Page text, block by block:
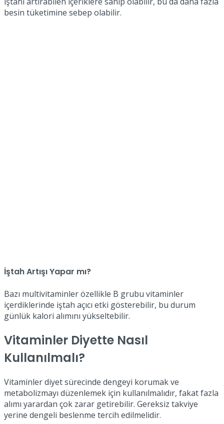
besin tüketimine sebep olabilir.
İştah Artışı Yapar mı?
Bazı multivitaminler özellikle B grubu vitaminler
içerdiklerinde iştah açıcı etki gösterebilir, bu durum
günlük kalori alımını yükseltebilir.
Vitaminler Diyette Nasıl
Kullanılmalı?
Vitaminler diyet sürecinde dengeyi korumak ve
metabolizmayı düzenlemek için kullanılmalıdır, fakat fazla
alımı yarardan çok zarar getirebilir. Gereksiz takviye
yerine dengeli beslenme tercih edilmelidir.